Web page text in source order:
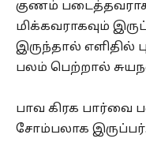
குணம்
மிக்கவராகவும்
இருந்தால் எளிதில்
பலம் பெற்றால்
பாவ கிரக பார்வை
சோம்பலாக